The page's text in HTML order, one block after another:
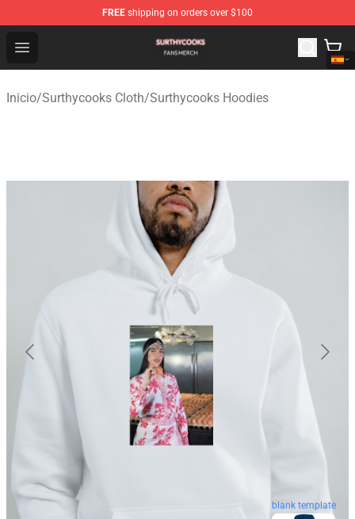
FREE shipping on orders over $100
Open menu
Surthycooks Shop - Official Surthycooks Merchandise
Inicio/Surthycooks Cloth/Surthycooks Hoodies
blank template